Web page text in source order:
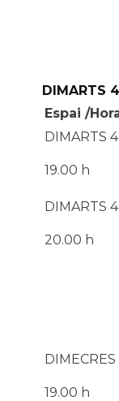
DIMARTS
Espai /
DIMARTS 4
19.00 h
DIMARTS 4
20.00 h
DIMECRES
19.00 h